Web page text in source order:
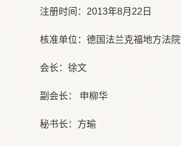
注册时间：2013年8月22日
核准单位：德国法兰克福地方法院
会长：徐文
副会长： 申柳华
秘书长：方瑜